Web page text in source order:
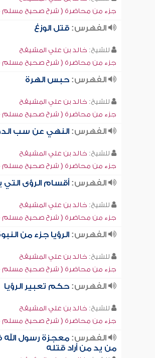
جزء من محاضرة ( شرح صحيح مسلم -
الفهرس:قتل الوزغ
للشيخ: خالد بن علي المشيقح
جزء من محاضرة ( شرح صحيح مسلم -
الفهرس:حبس الهرة
للشيخ: خالد بن علي المشيقح
جزء من محاضرة ( شرح صحيح مسلم -
الفهرس:النهي عن سب
للشيخ: خالد بن علي المشيقح
جزء من محاضرة ( شرح صحيح مسلم -
الفهرس:أقسام الرؤى التي
للشيخ: خالد بن علي المشيقح
جزء من محاضرة ( شرح صحيح مسلم -
الفهرس:الرؤيا جزء من
للشيخ: خالد بن علي المشيقح
جزء من محاضرة ( شرح صحيح مسلم -
الفهرس:حكم تعبير الرؤيا
للشيخ: خالد بن علي المشيقح
جزء من محاضرة ( شرح صحيح مسلم -
الفهرس:معجزة رسول
من يد من أراد قتله